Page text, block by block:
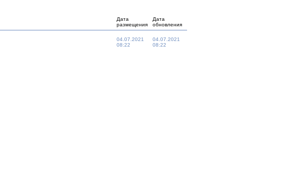
Дата
размещения
Дата
обновления
04.07.2021
08:22
04.07.2021
08:22